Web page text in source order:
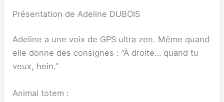
Présentation de Adeline DUBOIS
Adeline a une voix de GPS ultra zen. Même quand
elle donne des consignes : “À droite… quand tu
veux, hein.”
Animal totem :